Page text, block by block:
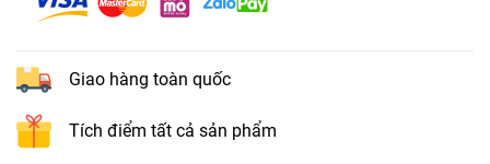
Giao hàng toàn quốc
Tích điểm tất cả sản phẩm